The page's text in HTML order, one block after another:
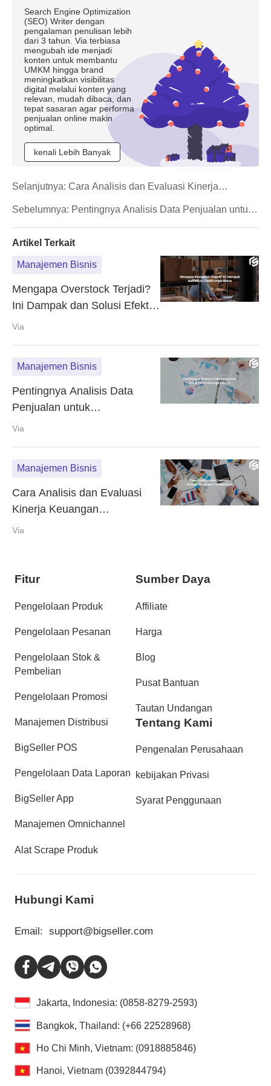
Search Engine Optimization
(SEO) Writer dengan
pengalaman penulisan lebih
dari 3 tahun. Via terbiasa
mengubah ide menjadi
konten untuk membantu
UMKM hingga brand
meningkatkan visibilitas
digital melalui konten yang
relevan, mudah dibaca, dan
tepat sasaran agar performa
penjualan online makin
optimal.
kenali Lebih Banyak
Sebelumnya: Pentingnya Analisis Data Penjualan untuk
Selanjutnya: Cara Analisis dan Evaluasi Kinerja
Artikel Terkait
Manajemen Bisnis
Mengapa Overstock Terjadi?
Ini Dampak dan Solusi Efektif
untuk Bisnis
Via
Manajemen Bisnis
Pentingnya Analisis Data
Penjualan untuk
Perkembangan Bisnis
Via
Manajemen Bisnis
Cara Analisis dan Evaluasi
Kinerja Keuangan
Perusahaan
Via
Fitur
Pengelolaan Produk
Pengelolaan Pesanan
Pengelolaan Stok &
Pembelian
Pengelolaan Promosi
Manajemen Distribusi
BigSeller POS
Pengelolaan Data Laporan
BigSeller App
Manajemen Omnichannel
Alat Scrape Produk
Sumber Daya
Affiliate
Harga
Blog
Pusat Bantuan
Tautan Undangan
Tentang Kami
Pengenalan Perusahaan
kebijakan Privasi
Syarat Penggunaan
Hubungi Kami
Email: support@bigseller.com
Jakarta, Indonesia: (0858-8279-2593)
Bangkok, Thailand: (+66 22528968)
Ho Chi Minh, Vietnam: (0918885846)
Hanoi, Vietnam (0392844794)